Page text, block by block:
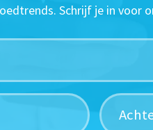
Schrijf je in voor